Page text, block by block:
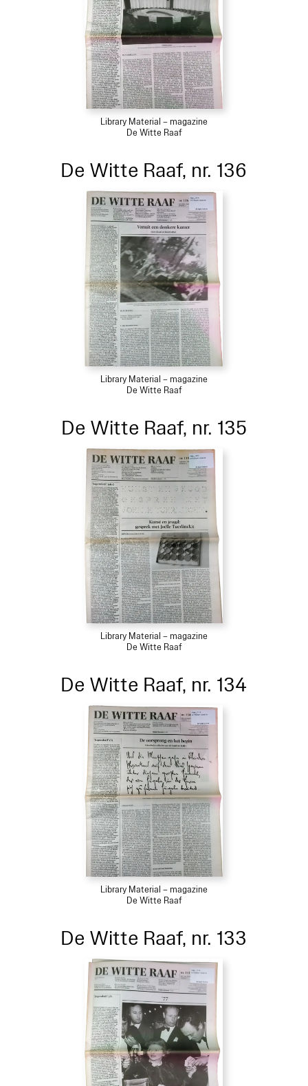
Library Material – magazine
De Witte Raaf
De Witte Raaf, nr. 136
Library Material – magazine
De Witte Raaf
De Witte Raaf, nr. 135
Library Material – magazine
De Witte Raaf
De Witte Raaf, nr. 134
Library Material – magazine
De Witte Raaf
De Witte Raaf, nr. 133